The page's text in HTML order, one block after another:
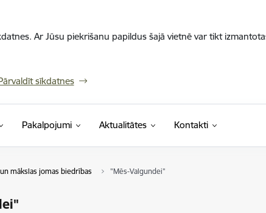
Ar Jūsu piekrišanu papildus šajā vietnē var tikt
sīkdatnes
Pakalpojumi Aktualitātes Kontakti
mākslas jomas biedrības "Mēs-Valgundei"